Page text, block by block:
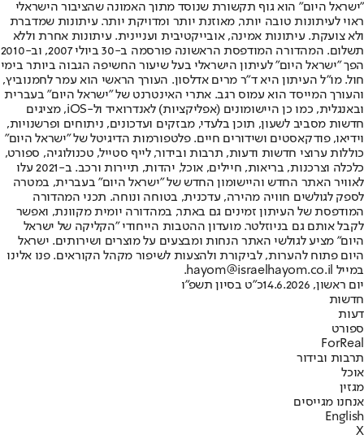
"ישראל היום" הוא גוף תקשורת שנוסד מתוך האמונה שהציבור הישראלי
ראוי לעיתונות טובה יותר, מאוזנת יותר ומדויקת יותר. עיתונות שמדברת
ולא צועקת. עיתונות אמינה, אובייקטיבית ועניינית. עיתונות אחרת וללא
תשלום. המהדורה המודפסת הראשונה פורסמה ב-30 ביולי 2007, וב-2010
הפך "ישראל היום" לעיתון הישראלי בעל שיעור החשיפה הגבוה ביותר בימי
חול. מו"ל העיתון היא ד"ר מרים אדלסון. העורך הראשי הוא עמר לחמנוביץ,
והעורך המייסד הוא עמוס רגב. אתרי האינטרנט של "ישראל היום" בעברית
ובאנגלית, כמו כן היישומונים (אפליקציות) לאנדרואיד ול-iOS, מציגים
חדשות מסביב לשעון, תוכן בלעדי, מבזקים ועדכונים, ניתוחים ופרשנויות,
וידיאו, פודקאסטים ושידורים חיים. פלטפורמות הדיגיטל של "ישראל היום"
כוללות ערוצי חדשות ודעות, תרבות ובידור, לייף סטייל, טכנולוגיה, ספורט,
כלכלה וצרכנות, בריאות, חיילים, אוכל, יהדות, תיירות ורכב. ב-2021 עלו
לאוויר האתר החדש והיישומון החדש של "ישראל היום" בעברית, במטרה
לספק לגולשים חוויה מהירה, עדכנית, בטוחה ונוחה. תכני המהדורה
המודפסת של העיתון זמינים גם באתר, במהדורה יומית מקוונת, ואפשר
לקבל אותם גם בניוזלטר. מועדון ההטבות הייחודי "הקליקה של ישראל
היום" מציע לגולשי האתר הנחות ומבצעים על מוצרים ושירותים. ישראל
היום פתוח להערות, לביקורת ולהצעות לשיפור מקהל הקוראים. פנו אלינו
במייל hayom@israelhayom.co.il.
יום ראשון, 14.6.2026
כ"ט בסיון תשפ"ו
חדשות
דעות
ספורט
ForReal
תרבות ובידור
אוכל
מגזין
אנחנו מגייסים
English
X